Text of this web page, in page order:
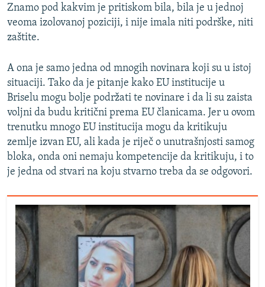
Znamo pod kakvim je pritiskom bila, bila je u jednoj
veoma izolovanoj poziciji, i nije imala niti podrške, niti
zaštite.
A ona je samo jedna od mnogih novinara koji su u istoj
situaciji. Tako da je pitanje kako EU institucije u
Briselu mogu bolje podržati te novinare i da li su zaista
voljni da budu kritični prema EU članicama. Jer u ovom
trenutku mnogo EU institucija mogu da kritikuju
zemlje izvan EU, ali kada je riječ o unutrašnjosti samog
bloka, onda oni nemaju kompetencije da kritikuju, i to
je jedna od stvari na koju stvarno treba da se odgovori.